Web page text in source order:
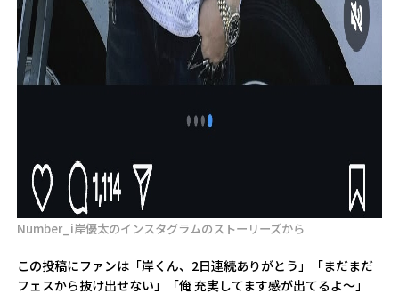
Number_i岸優太のインスタグラムのストーリーズから
この投稿にファンは「岸くん、2日連続ありがとう」「まだまだ
フェスから抜け出せない」「俺 充実してます感が出てるよ～」